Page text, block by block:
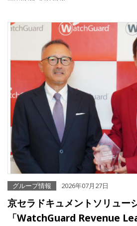
グループ情報 2026年07月27日
京セラドキュメントソリュー
「WatchGuard Revenue